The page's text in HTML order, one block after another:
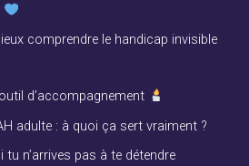
comprendre le handicap invisible
d’accompagnement
adulte : à quoi ça sert vraiment ?
n’arrives pas à te détendre